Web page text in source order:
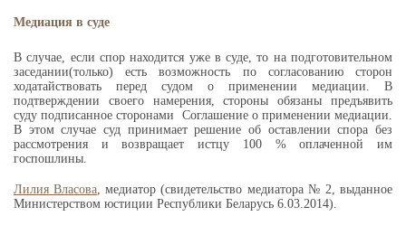
Медиация в суде
В случае, если спор находится уже в суде, то на подготовительном
заседании(только) есть возможность по согласованию сторон
ходатайствовать перед судом о применении медиации. В
подтверждении своего намерения, стороны обязаны предъявить
суду подписанное сторонами Соглашение о применении медиации.
В этом случае суд принимает решение об оставлении спора без
рассмотрения и возвращает истцу 100 % оплаченной им
госпошлины.
Лилия Власова, медиатор (свидетельство медиатора № 2, выданное
Министерством юстиции Республики Беларусь 6.03.2014).